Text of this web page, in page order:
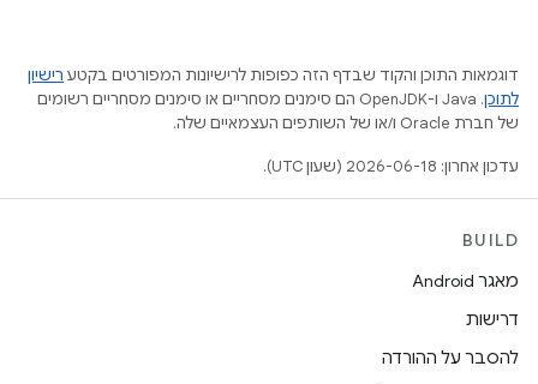
דוגמאות התוכן והקוד שבדף הזה כפופות לרישיונות המפורטים בקטע רישיון
לתוכן
.‏ Java ו-OpenJDK הם סימנים מסחריים או סימנים מסחריים רשומים
של חברת Oracle ו/או של השותפים העצמאיים שלה.
עדכון אחרון: 2026-06-18 (שעון UTC).
BUILD
מאגר Android
דרישות
להסבר על ההורדה